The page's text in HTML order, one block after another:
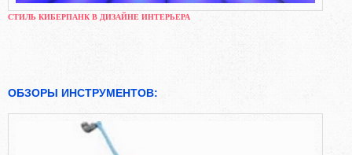
СТИЛЬ КИБЕРПАНК В ДИЗАЙНЕ ИНТЕРЬЕРА
ОБЗОРЫ ИНСТРУМЕНТОВ: